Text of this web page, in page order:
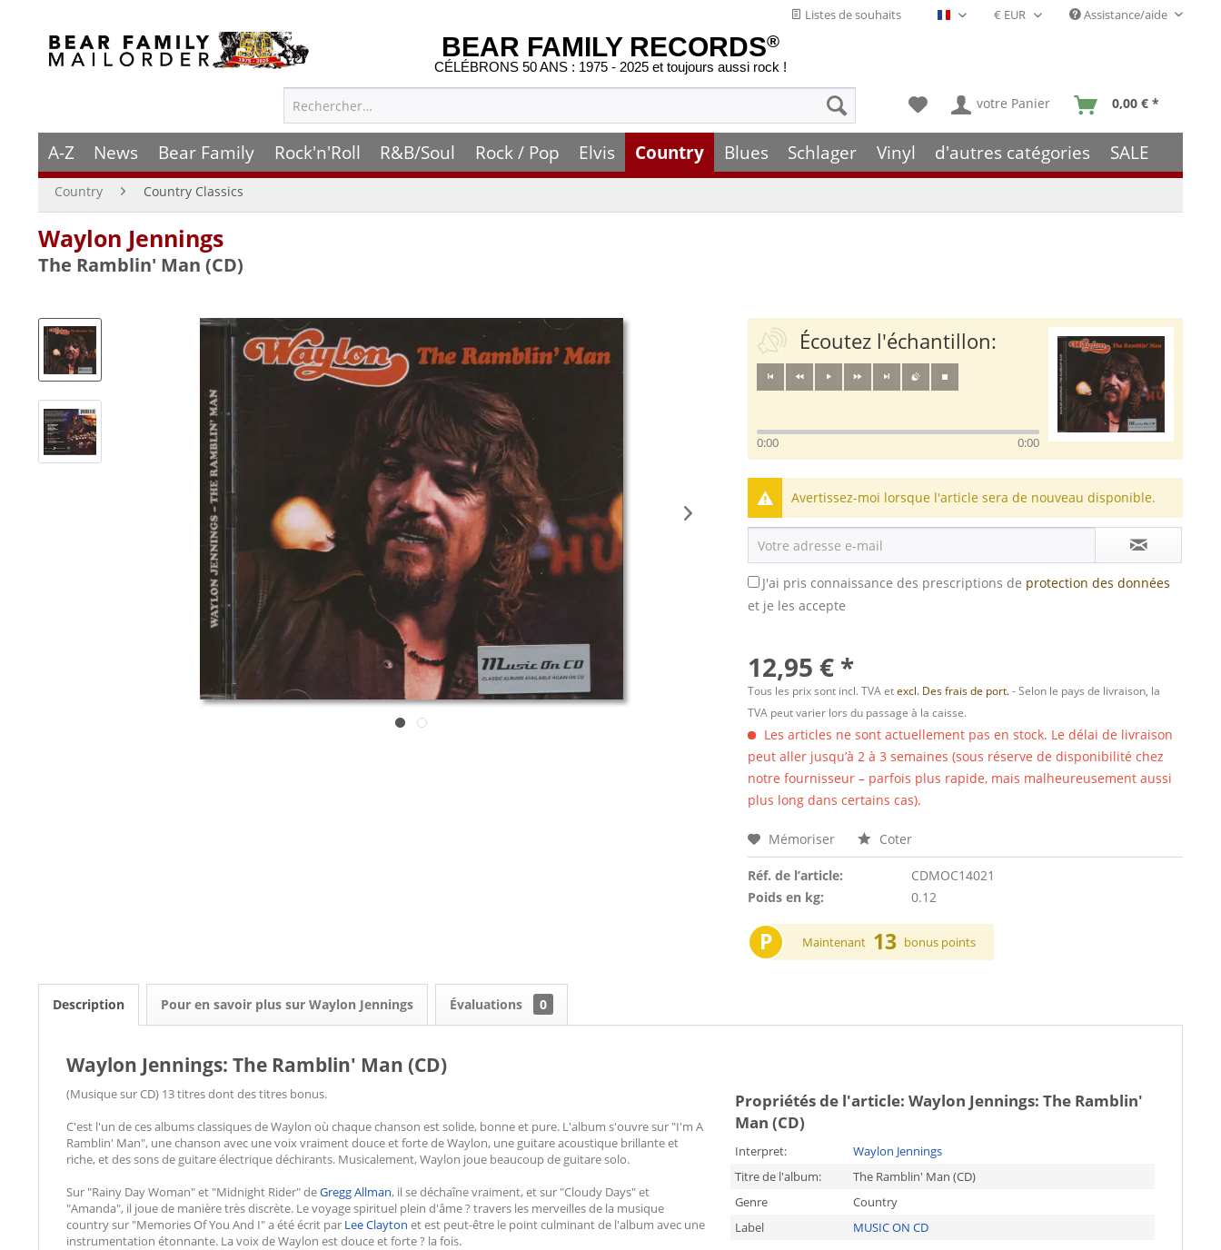
Listes de souhaits Français- FR Assistance/aide
BEAR FAMILY RECORDS®
CÉLÉBRONS 50 ANS : 1975 - 2025 et toujours aussi rock !
votre Panier 0,00 € *
A-Z News Bear Family Rock'n'Roll R&B/Soul Rock / Pop Elvis Country Blues Schlager Vinyl d'autres catégories SALE
Country Country Classics
Waylon Jennings
The Ramblin' Man (CD)
Écoutez l'échantillon:
0:00 0:00
Avertissez-moi lorsque l'article sera de nouveau disponible.
J'ai pris connaissance des prescriptions de protection des données
et je les accepte
12,95 € *
Tous les prix sont incl. TVA etexcl. Des frais de port.- Selon le pays de livraison, la
TVA peut varier lors du passage à la caisse.
Les articles ne sont actuellement pas en stock. Le délai de livraison
peut aller jusqu’à 2 à 3 semaines (sous réserve de disponibilité chez
notre fournisseur – parfois plus rapide, mais malheureusement aussi
plus long dans certains cas).
Mémoriser Coter
Réf. de l’article:
CDMOC14021
Poids en kg:
0.12
P Maintenant 13 bonus points
Description Pour en savoir plus sur Waylon Jennings Évaluations 0
Waylon Jennings: The Ramblin' Man (CD)
(Musique sur CD) 13 titres dont des titres bonus.
C'est l'un de ces albums classiques de Waylon où chaque chanson est solide, bonne et pure. L'album s'ouvre sur "I'm A
Ramblin' Man", une chanson avec une voix vraiment douce et forte de Waylon, une guitare acoustique brillante et
riche, et des sons de guitare électrique déchirants. Musicalement, Waylon joue beaucoup de guitare solo.
Sur "Rainy Day Woman" et "Midnight Rider" deGregg Allman, il se déchaîne vraiment, et sur "Cloudy Days" et
"Amanda", il joue de manière très discrète. Le voyage spirituel plein d'âme ? travers les merveilles de la musique
country sur "Memories Of You And I" a été écrit par Lee Clayton et est peut-être le point culminant de l'album avec une
instrumentation étonnante. La voix de Waylon est douce et forte ? la fois.
Propriétés de l'article: Waylon Jennings: The Ramblin'
Man (CD)
Interpret:
Waylon Jennings
Titre de l'album:
The Ramblin' Man (CD)
Genre
Country
Label
MUSIC ON CD